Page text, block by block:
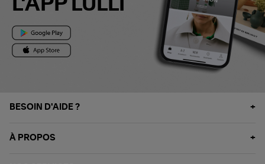
L'APP LULLI
BESOIN D'AIDE ?
À PROPOS